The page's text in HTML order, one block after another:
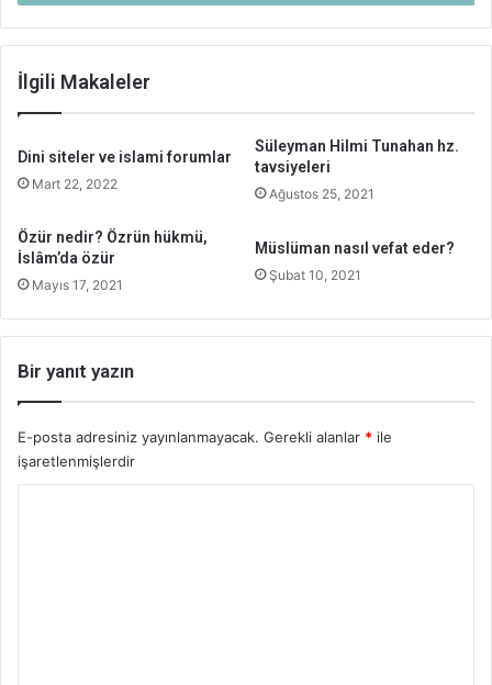
İlgili Makaleler
Dini siteler ve islami forumlar
Mart 22, 2022
Süleyman Hilmi Tunahan hz.
tavsiyeleri
Ağustos 25, 2021
Özür nedir? Özrün hükmü,
İslâm’da özür
Mayıs 17, 2021
Müslüman nasıl vefat eder?
Şubat 10, 2021
Bir yanıt yazın
E-posta adresiniz yayınlanmayacak. Gerekli alanlar * ile
işaretlenmişlerdir